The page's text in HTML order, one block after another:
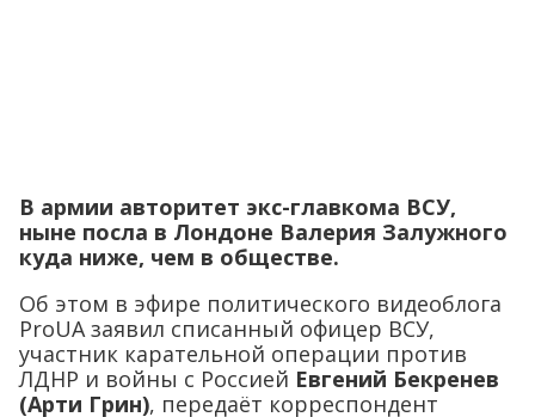
В армии авторитет экс-главкома ВСУ,
ныне посла в Лондоне Валерия Залужного
куда ниже, чем в обществе.
Об этом в эфире политического видеоблога
ProUA заявил списанный офицер ВСУ,
участник карательной операции против
ЛДНР и войны с Россией Евгений Бекренев
(Арти Грин), передаёт корреспондент